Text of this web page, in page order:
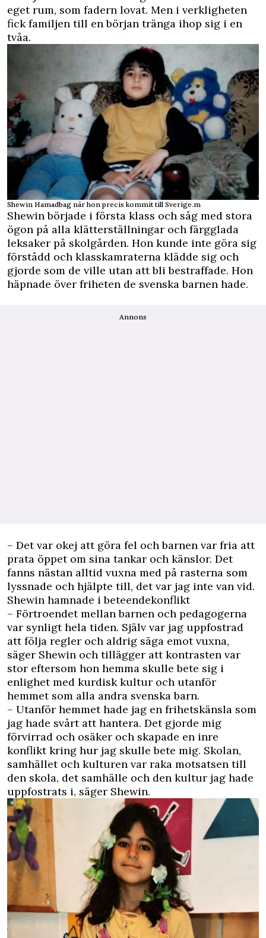
eget rum, som fadern lovat. Men i verkligheten
fick familjen till en början tränga ihop sig i en
tvåa.
Shewin Hamadbag när hon precis kommit till Sverige.m
Shewin började i första klass och såg med stora
ögon på alla klätterställningar och färgglada
leksaker på skolgården. Hon kunde inte göra sig
förstådd och klasskamraterna klädde sig och
gjorde som de ville utan att bli bestraffade. Hon
häpnade över friheten de svenska barnen hade.
Annons
– Det var okej att göra fel och barnen var fria att
prata öppet om sina tankar och känslor. Det
fanns nästan alltid vuxna med på rasterna som
lyssnade och hjälpte till, det var jag inte van vid.
Shewin hamnade i beteendekonflikt
– Förtroendet mellan barnen och pedagogerna
var synligt hela tiden. Själv var jag uppfostrad
att följa regler och aldrig säga emot vuxna,
säger Shewin och tillägger att kontrasten var
stor eftersom hon hemma skulle bete sig i
enlighet med kurdisk kultur och utanför
hemmet som alla andra svenska barn.
– Utanför hemmet hade jag en frihetskänsla som
jag hade svårt att hantera. Det gjorde mig
förvirrad och osäker och skapade en inre
konflikt kring hur jag skulle bete mig. Skolan,
samhället och kulturen var raka motsatsen till
den skola, det samhälle och den kultur jag hade
uppfostrats i, säger Shewin.